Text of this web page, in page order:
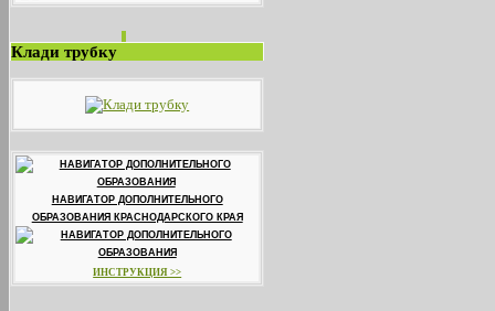
Клади трубку
НАВИГАТОР ДОПОЛНИТЕЛЬНОГО
ОБРАЗОВАНИЯ КРАСНОДАРСКОГО КРАЯ
ИНСТРУКЦИЯ >>